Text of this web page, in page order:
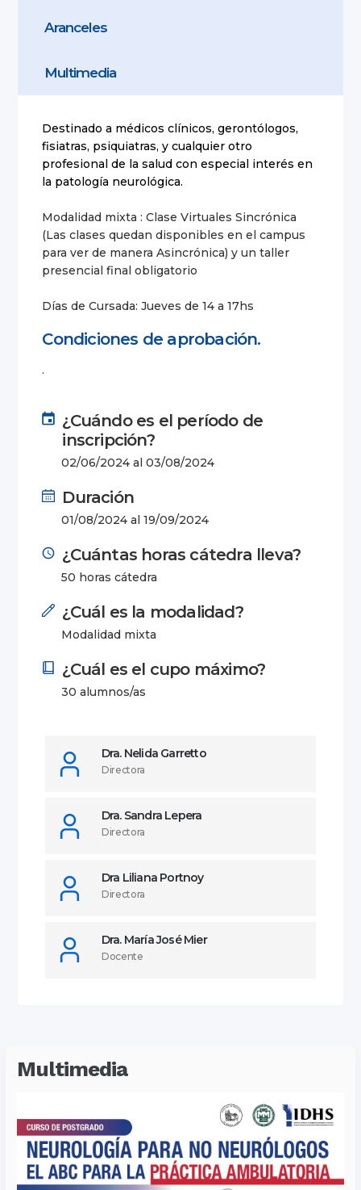
Aranceles
Multimedia
Destinado a médicos clínicos, gerontólogos,
fisiatras, psiquiatras, y cualquier otro
profesional de la salud con especial interés en
la patología neurológica.
Modalidad mixta : Clase Virtuales Sincrónica
(Las clases quedan disponibles en el campus
para ver de manera Asincrónica) y un taller
presencial final obligatorio
Días de Cursada: Jueves de 14 a 17hs
Condiciones de aprobación.
.
¿Cuándo es el período de
inscripción?
02/06/2024 al 03/08/2024
Duración
01/08/2024 al 19/09/2024
¿Cuántas horas cátedra lleva?
50 horas cátedra
¿Cuál es la modalidad?
Modalidad mixta
¿Cuál es el cupo máximo?
30 alumnos/as
Dra. Nelida Garretto
Directora
Dra. Sandra Lepera
Directora
Dra Liliana Portnoy
Directora
Dra. María José Mier
Docente
Multimedia